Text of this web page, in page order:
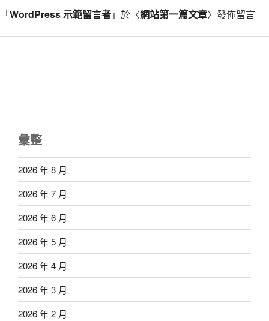
「WordPress 示範留言者」於〈網站第一篇文章〉發佈留言
彙整
2026 年 8 月
2026 年 7 月
2026 年 6 月
2026 年 5 月
2026 年 4 月
2026 年 3 月
2026 年 2 月